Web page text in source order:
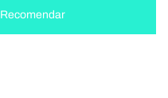
Recomendar